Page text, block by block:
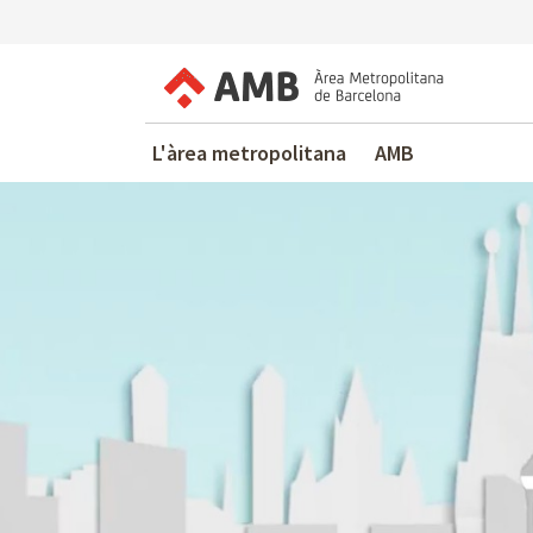
L'àrea metropolitana AMB